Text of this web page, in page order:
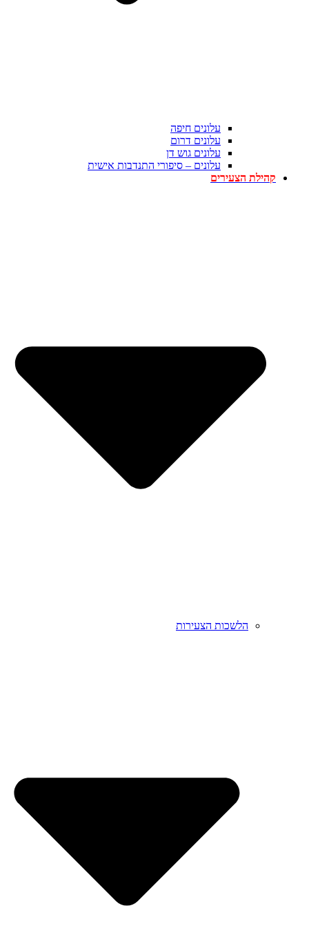
עלונים חיפה
עלונים דרום
עלונים גוש דן
עלונים – סיפורי התנדבות אישית
קהילת הצעירים
הלשכות הצעירות